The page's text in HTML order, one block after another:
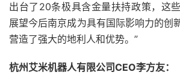
出台了20条极具含金量扶持政策，这
展望今后南京成为具有国际影响力的创
营造了强大的地利人和优势。”
杭州艾米机器人有限公司CEO李方友：